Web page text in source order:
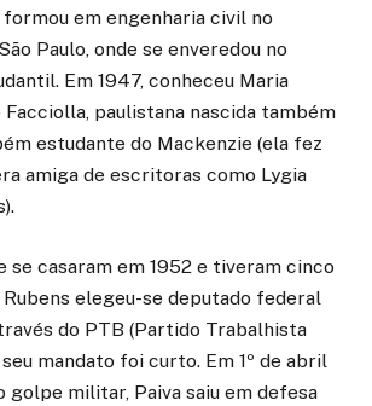
formou em engenharia civil no
Paulo, onde se enveredou no
Em 1947, conheceu Maria
Facciolla, paulistana nascida também
estudante do Mackenzie (ela fez
amiga de escritoras como Lygia
se casaram em 1952 e tiveram cinco
Rubens elegeu-se deputado federal
do PTB (Partido Trabalhista
mandato foi curto. Em 1º de abril
golpe militar, Paiva saiu em defesa